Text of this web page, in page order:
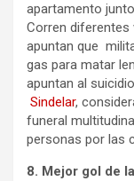
apartamento
Corren diferentes
apuntan que
gas para matar
apuntan al
Sindelar,
funeral
personas por las
8. Mejor gol de